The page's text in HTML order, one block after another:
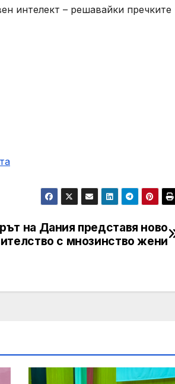
интелект – решавайки пречките
на Дания представя ново
с мнозинство жени